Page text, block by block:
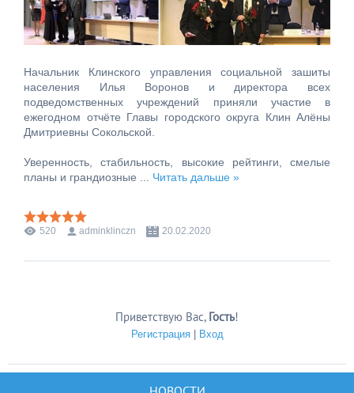
Начальник Клинского управления социальной зашиты
населения Илья Воронов и директора всех
подведомственных учреждений приняли участие в
ежегодном отчёте Главы городского округа Клин Алёны
Дмитриевны Сокольской.
Уверенность, стабильность, высокие рейтинги, смелые
планы и грандиозные
Читать дальше »
520 adminklinczn 20.02.2020
Приветствую Вас, Гость!
Регистрация| Вход